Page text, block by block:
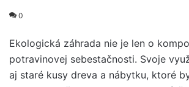
0
Ekologická záhrada nie je len o
potravinovej sebestačnosti. Svoje
aj staré kusy dreva a nábytku, ktoré